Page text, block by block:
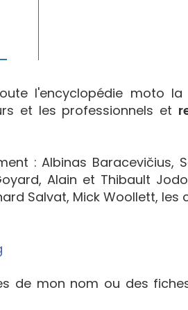
l'encyclopédie moto la
et les professionnels et
: Albinas Baracevičius,
Alain et Thibault
Salvat, Mick Woollett, les
de mon nom ou des